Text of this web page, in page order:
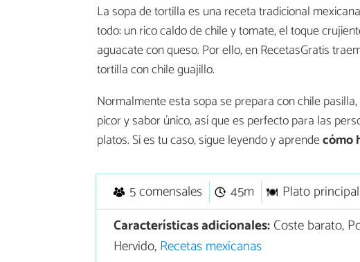
La sopa de tortilla es una receta tradicional
todo: un rico caldo de chile y tomate, el toque
aguacate con queso. Por ello, en RecetasGratis
tortilla con chile guajillo.
Normalmente esta sopa se prepara con chile
picor y sabor único, así que es perfecto para las
platos. Si es tu caso, sigue leyendo y aprendecómo
5 comensales 45m Plato principal
Características adicionales:Coste barato,
Hervido,Recetas mexicanas